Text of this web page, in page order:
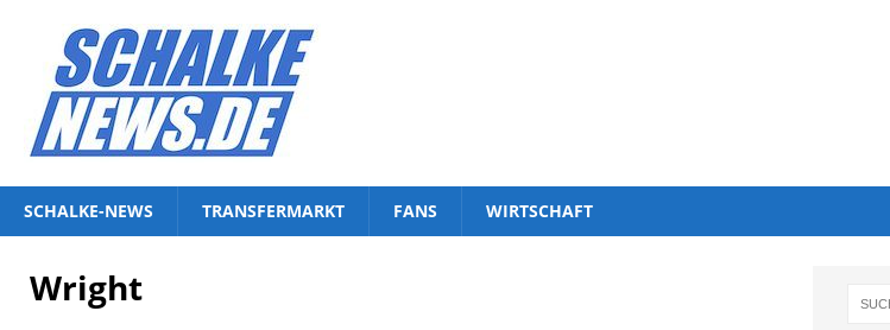
SCHALKE-NEWS TRANSFERMARKT FANS WIRTSCHAFT
Wright